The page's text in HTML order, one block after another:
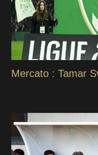
Mercato : Tamar